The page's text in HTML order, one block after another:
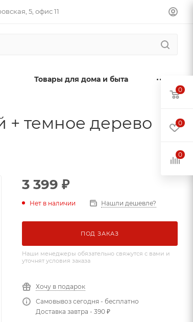
5, офис 11
Товары для дома и быта
+ темное дерево
3 399 ₽
Нет в наличии Нашли дешевле?
ПОД ЗАКАЗ
Наши менеджеры обязательно свяжутся с вами и
уточнят условия заказа
Хочу в подарок
Самовывоз сегодня - бесплатно
Доставка завтра - 390 ₽
0
0
0